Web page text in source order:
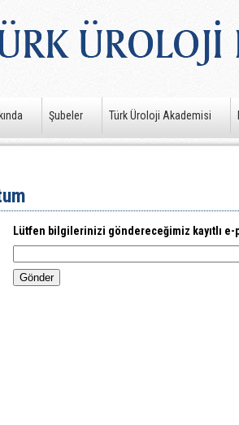
Şubeler Türk Üroloji Akademisi
Lütfen bilgilerinizi göndereceğimiz kayıtlı e-